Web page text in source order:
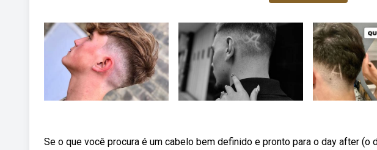
Se o que você procura é um cabelo bem definido e pronto para o day after (o